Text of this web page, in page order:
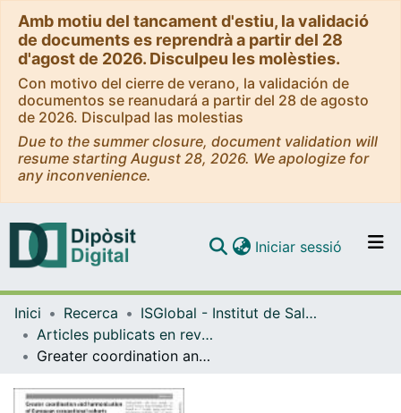
Amb motiu del tancament d'estiu, la validació
de documents es reprendrà a partir del 28
d'agost de 2026. Disculpeu les molèsties.
Con motivo del cierre de verano, la validación de
documentos se reanudará a partir del 28 de agosto
de 2026. Disculpad las molestias
Due to the summer closure, document validation will
resume starting August 28, 2026. We apologize for
any inconvenience.
Navega per tot el DD
Iniciar sessió (current)
Inici Recerca
ISGlobal - Institut de Salut Global de Barcelona
Articles publicats en revistes (ISGlobal)
Greater coordination and harmonisation of European occupational cohorts is needed